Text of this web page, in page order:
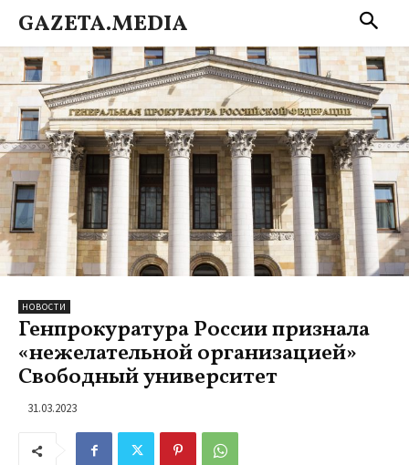
GAZETA.MEDIA
НОВОСТИ
Генпрокуратура России признала
«нежелательной организацией»
Свободный университет
31.03.2023